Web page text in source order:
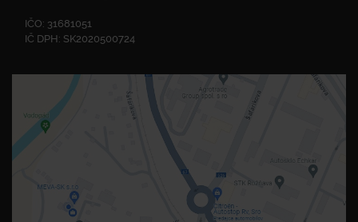
IČO: 31681051
IČ DPH: SK2020500724